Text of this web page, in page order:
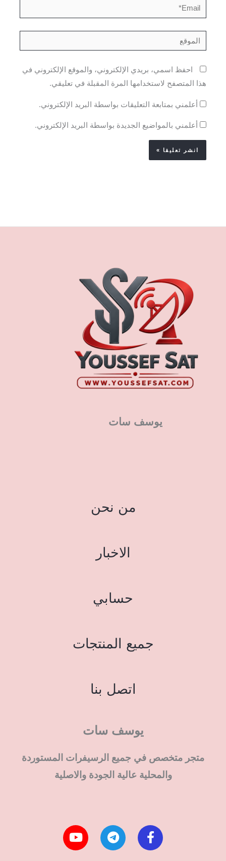
Email*
الموقع
احفظ اسمي، بريدي الإلكتروني، والموقع الإلكتروني في
هذا المتصفح لاستخدامها المرة المقبلة في تعليقي.
أعلمني بمتابعة التعليقات بواسطة البريد الإلكتروني.
أعلمني بالمواضيع الجديدة بواسطة البريد الإلكتروني.
يوسف سات
من نحن
الاخبار
حسابي
جميع المنتجات
اتصل بنا
يوسف سات
متجر متخصص في جميع الرسيفرات المستوردة
والمحلية عالية الجودة والاصلية